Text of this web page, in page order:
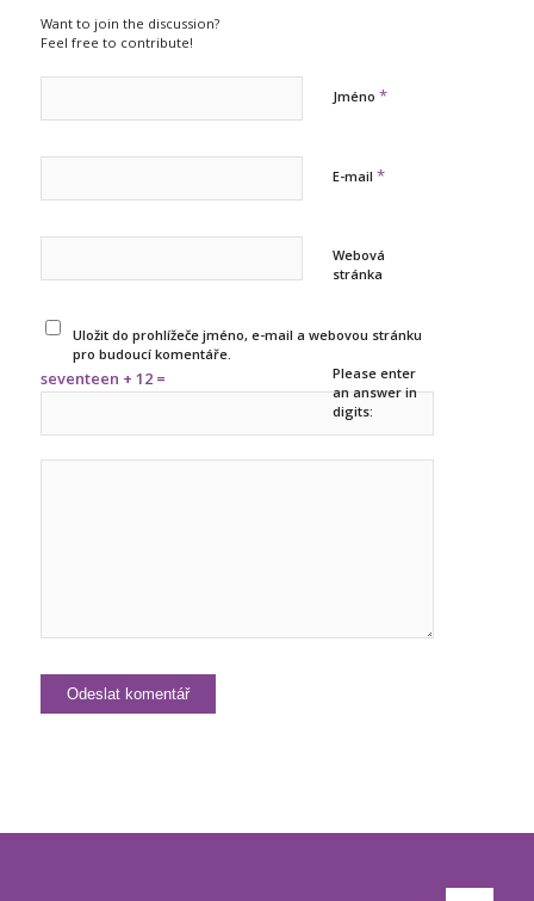
Want to join the discussion?
Feel free to contribute!
Jméno *
E-mail *
Webová
stránka
Uložit do prohlížeče jméno, e-mail a webovou stránku
pro budoucí komentáře.
Please enter
an answer in
digits:
seventeen + 12 =